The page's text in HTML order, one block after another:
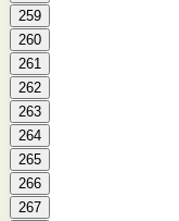
259
260
261
262
263
264
265
266
267